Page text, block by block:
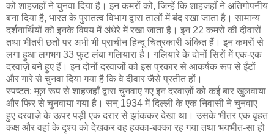
को शाहजहाँ ने चुनवा दिया है। इन कमरों को, जिन्हें कि शाहजहाँ ने अतिगोपनीय
बना दिया है, भारत के पुरातत्व विभाग द्वारा तालों में बंद रखा जाता है। सामान्य
दर्शनार्थियों को इनके विषय में अंधेरे में रखा जाता है। इन 22 कमरों की दीवारों
तथा भीतरी छतों पर अभी भी प्राचीन हिन्दू चित्रकारी अंकित हैं। इन कमरों से
लगा हुआ लगभग 33 फुट लंबा गलियारा है। गलियारे के दोनों सिरों में एक-एक
दरवाज़े बने हुए हैं। इन दोनों दरवाजों को इस प्रकार से आकर्षक रूप से ईंटों
और गारे से चुनवा दिया गया है कि वे दीवार जैसे प्रतीत हों।
स्पष्टत: मूल रूप से शाहजहाँ द्वारा चुनवाए गए इन दरवाज़ों को कई बार खुलवाया
और फिर से चुनवाया गया है। सन् 1934 में दिल्ली के एक निवासी ने चुनवाए
हुए दरवाज़े के ऊपर पड़ी एक दरार से झांककर देखा था। उसके भीतर एक वृहत
कक्ष और वहां के दृश्य को देखकर वह हक्का-बक्का रह गया तथा भयभीत-सा हो